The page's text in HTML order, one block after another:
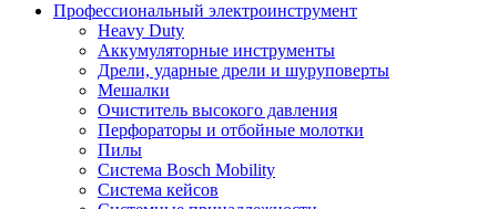
Профессиональный электроинструмент
Heavy Duty
Аккумуляторные инструменты
Дрели, ударные дрели и шуруповерты
Мешалки
Очиститель высокого давления
Перфораторы и отбойные молотки
Пилы
Система Bosch Mobility
Система кейсов